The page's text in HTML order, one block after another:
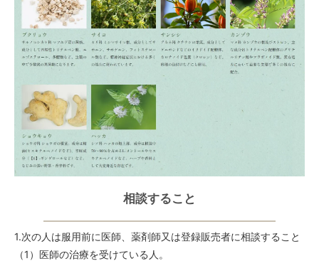
相談すること
1.次の人は服用前に医師、薬剤師又は登録販売者に相談すること
（1）医師の治療を受けている人。